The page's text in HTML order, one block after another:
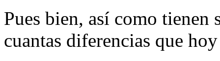
Pues bien, así como
cuantas diferencias que